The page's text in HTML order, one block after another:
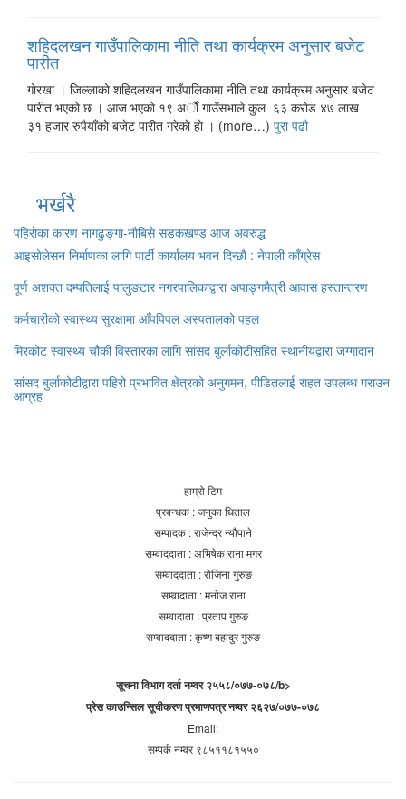
शहिदलखन गाउँपालिकामा नीति तथा कार्यक्रम अनुसार बजेट
पारीत
गाेरखा । जिल्लाकाे शहिदलखन गाउँपालिकामा नीति तथा कार्यक्रम अनुसार बजेट
पारीत भएकाे छ । आज भएकाे १९ अाैँ गाउँसभाले कुल ६३ कराेड ४७ लाख
३१ हजार रुपैयाँकाे बजेट पारीत गरेकाे हाे । (more…) पुरा पढौ
भर्खरै
पहिरोका कारण नागढुङ्गा-नौबिसे सडकखण्ड आज अवरुद्ध
आइसाेलेसन निर्माणका लागि पार्टी कार्यालय भवन दिन्छाै‌‌ : नेपाली काँग्रेस
पूर्ण अशक्त दम्पतिलाई पालुङटार नगरपालिकाद्वारा अपाङ्गमैत्री आवास हस्तान्तरण
कर्मचारीको स्वास्थ्य सुरक्षामा आँपपिपल अस्पतालको पहल
मिरकोट स्वास्थ्य चौकी विस्तारका लागि सांसद बुर्लाकोटीसहित स्थानीयद्वारा जग्गादान
सांसद बुर्लाकोटीद्वारा पहिरो प्रभावित क्षेत्रको अनुगमन, पीडितलाई राहत उपलब्ध गराउन
आग्रह
हाम्रो टिम
प्रबन्धक : जनुका धिताल
सम्पादक : राजेन्द्र न्यौपाने
सम्वाददाता : अभिषेक राना मगर
सम्वाददाता : रोजिना गुरुङ
सम्वादाता : मनोज राना
सम्वादाता : प्रताप गुरुङ
सम्वाददाता : कृष्ण बहादुर गुरुङ
सूचना विभाग दर्ता नम्वर २५५८/०७७-०७८/b>
प्रेस काउन्सिल सूचीकरण प्रमाणपत्र नम्वर २६२७/०७७-०७८
Email:
सम्पर्क नम्वर ९८५११८१५५०